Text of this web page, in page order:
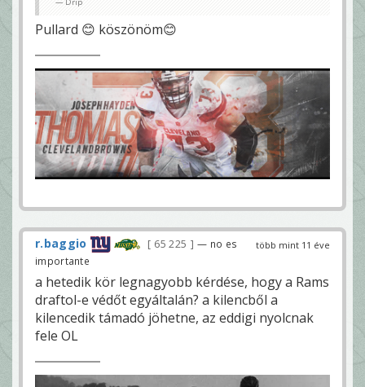
Drip
Pullard 😊 köszönöm😊
több mint 11 éve
r.baggio 65 225
— no es
importante
a hetedik kör legnagyobb kérdése, hogy a Rams
draftol-e védőt egyáltalán? a kilencből a
kilencedik támadó jöhetne, az eddigi nyolcnak
fele OL